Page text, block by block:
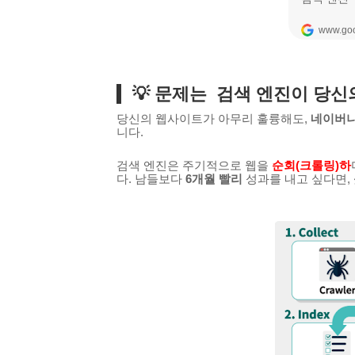
💡 문제는 검색 엔진이 당신
당신의 웹사이트가 아무리 훌륭해도, 네이버
니다.
검색 엔진은 주기적으로 웹을 순회(크롤링)하
다. 남들보다 6개월 빨리 성과를 내고 싶다면,